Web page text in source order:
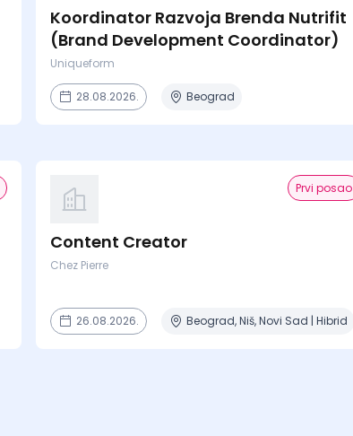
Koordinator Razvoja Brenda Nutrifit
(Brand Development Coordinator)
Uniqueform
28.08.2026. Beograd
Prvi posao
Content Creator
Chez Pierre
26.08.2026. Beograd, Niš, Novi Sad | Hibrid